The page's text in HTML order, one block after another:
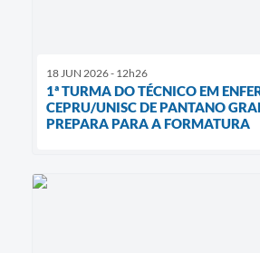
18 JUN 2026 - 12h26
1ª TURMA DO TÉCNICO EM
CEPRU/UNISC DE PANTANO
PREPARA PARA A FORMATURA